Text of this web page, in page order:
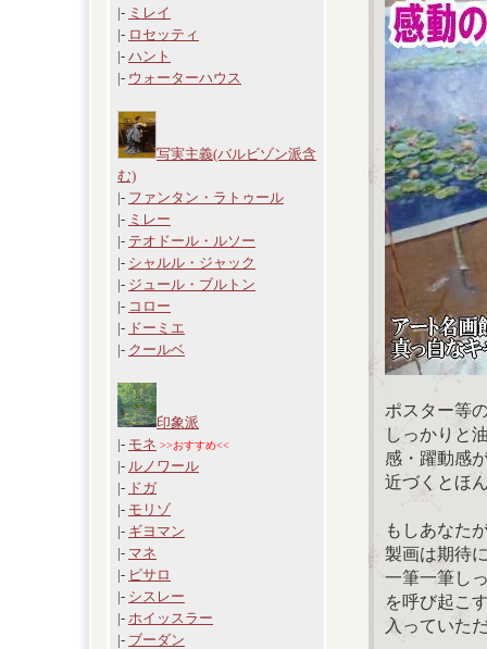
|- ミレイ
|- ロセッティ
|- ハント
|- ウォーターハウス
写実主義(バルビゾン派含
む)
|- ファンタン・ラトゥール
|- ミレー
|- テオドール・ルソー
|- シャルル・ジャック
|- ジュール・ブルトン
|- コロー
|- ドーミエ
|- クールベ
印象派
|- モネ >>おすすめ<<
|- ルノワール
|- ドガ
|- モリゾ
|- ギヨマン
|- マネ
|- ピサロ
|- シスレー
|- ホイッスラー
|- ブーダン
ポスター等
しっかりと
感・躍動感
近づくとほ
もしあなた
製画は期待
一筆一筆し
を呼び起こ
入っていた